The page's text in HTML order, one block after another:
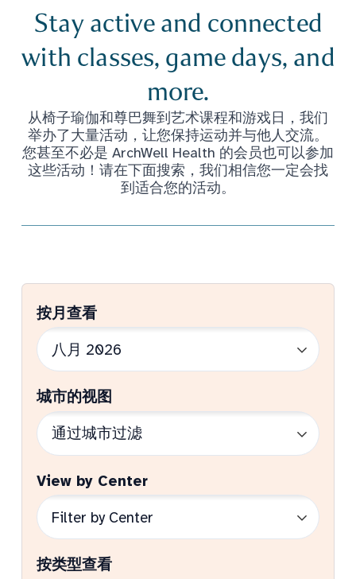
Stay active and connected
with classes, game days, and
more.
从椅子瑜伽和尊巴舞到艺术课程和游戏日，我们
举办了大量活动，让您保持运动并与他人交流。
您甚至不必是 ArchWell Health 的会员也可以参加
这些活动！请在下面搜索，我们相信您一定会找
到适合您的活动。
按月查看
城市的视图
View by Center
按类型查看